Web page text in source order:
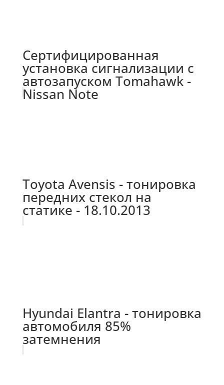
Сертифицированная
установка сигнализации с
автозапуском Tomahawk -
Nissan Note
Toyota Avensis - тонировка
передних стекол на
статике - 18.10.2013
Hyundai Elantra - тонировка
автомобиля 85%
затемнения